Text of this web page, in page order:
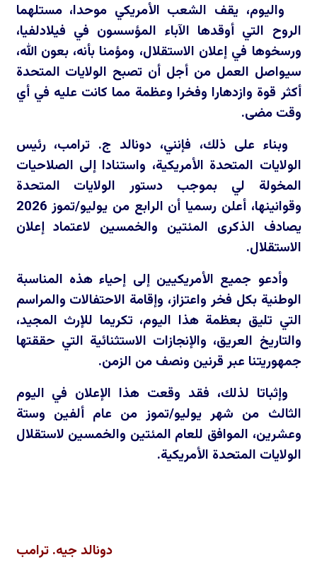
واليوم، يقف الشعب الأمريكي موحدا، مستلهما
الروح التي أوقدها الآباء المؤسسون في فيلادلفيا،
ورسخوها في إعلان الاستقلال، ومؤمنا بأنه، بعون الله،
سيواصل العمل من أجل أن تصبح الولايات المتحدة
أكثر قوة وازدهارا وفخرا وعظمة مما كانت عليه في أي
وقت مضى.
وبناء على ذلك، فإنني، دونالد ج. ترامب، رئيس
الولايات المتحدة الأمريكية، واستنادا إلى الصلاحيات
المخولة لي بموجب دستور الولايات المتحدة
وقوانينها، أعلن رسميا أن الرابع من يوليو/تموز 2026
يصادف الذكرى المئتين والخمسين لاعتماد إعلان
الاستقلال.
وأدعو جميع الأمريكيين إلى إحياء هذه المناسبة
الوطنية بكل فخر واعتزاز، وإقامة الاحتفالات والمراسم
التي تليق بعظمة هذا اليوم، تكريما للإرث المجيد،
والتاريخ العريق، والإنجازات الاستثنائية التي حققتها
جمهوريتنا عبر قرنين ونصف من الزمن.
وإثباتا لذلك، فقد وقعت هذا الإعلان في اليوم
الثالث من شهر يوليو/تموز من عام ألفين وستة
وعشرين، الموافق للعام المئتين والخمسين لاستقلال
الولايات المتحدة الأمريكية.
دونالد جيه. ترامب